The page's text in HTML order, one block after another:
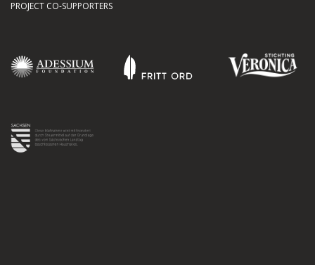
PROJECT CO-SUPPORTERS